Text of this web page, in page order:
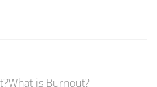
Fleck. Über Agilität und